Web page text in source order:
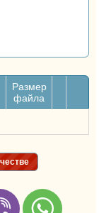
Размер
файла